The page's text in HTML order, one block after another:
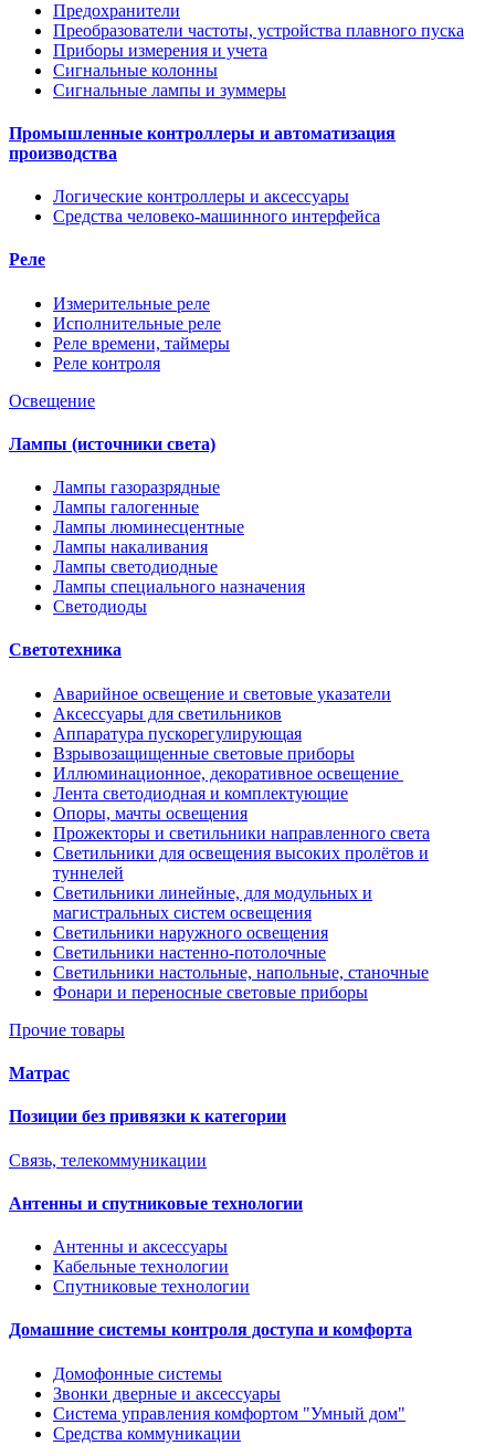
Предохранители
Преобразователи частоты, устройства плавного пуска
Приборы измерения и учета
Сигнальные колонны
Сигнальные лампы и зуммеры
Промышленные контроллеры и автоматизация
производства
Логические контроллеры и аксессуары
Средства человеко-машинного интерфейса
Реле
Измерительные реле
Исполнительные реле
Реле времени, таймеры
Реле контроля
Освещение
Лампы (источники света)
Лампы газоразрядные
Лампы галогенные
Лампы люминесцентные
Лампы накаливания
Лампы светодиодные
Лампы специального назначения
Светодиоды
Светотехника
Аварийное освещение и световые указатели
Аксессуары для светильников
Аппаратура пускорегулирующая
Взрывозащищенные световые приборы
Иллюминационное, декоративное освещение
Лента светодиодная и комплектующие
Опоры, мачты освещения
Прожекторы и светильники направленного света
Светильники для освещения высоких пролётов и
туннелей
Светильники линейные, для модульных и
магистральных систем освещения
Светильники наружного освещения
Светильники настенно-потолочные
Светильники настольные, напольные, станочные
Фонари и переносные световые приборы
Прочие товары
Матрас
Позиции без привязки к категории
Связь, телекоммуникации
Антенны и спутниковые технологии
Антенны и аксессуары
Кабельные технологии
Спутниковые технологии
Домашние системы контроля доступа и комфорта
Домофонные системы
Звонки дверные и аксессуары
Система управления комфортом "Умный дом"
Средства коммуникации